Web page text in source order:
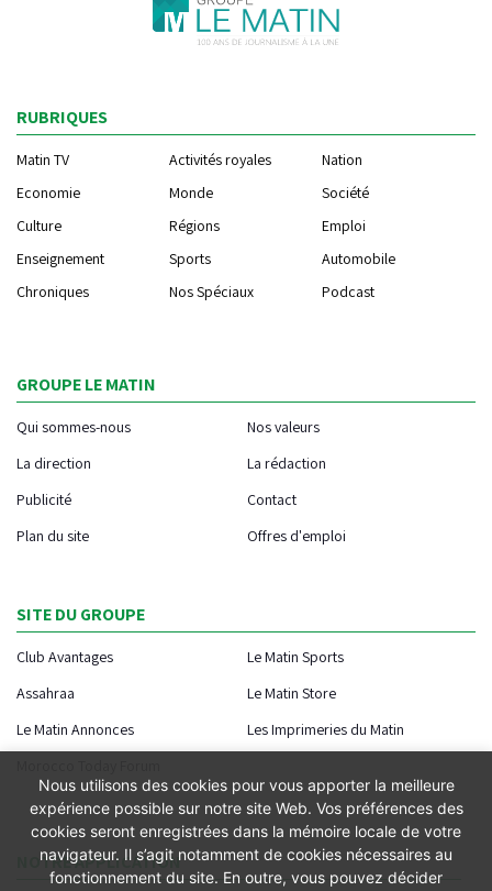
RUBRIQUES
Matin TV Activités royales
Nation
Economie
Monde
Société
Culture
Régions
Emploi
Enseignement
Sports
Automobile
Chroniques
Nos Spéciaux Podcast
GROUPE LE MATIN
Qui sommes-nous
Nos valeurs
La direction
La rédaction
Publicité
Contact
Plan du site
Offres d'emploi
SITE DU GROUPE
Club Avantages
Le Matin Sports
Assahraa
Le Matin Store
Le Matin Annonces
Les Imprimeries du Matin
NOTRE APPLICATION
Nous utilisons des cookies pour vous apporter la meilleure
expérience possible sur notre site Web. Vos préférences des
cookies seront enregistrées dans la mémoire locale de votre
navigateur. Il s’agit notamment de cookies nécessaires au
fonctionnement du site. En outre, vous pouvez décider